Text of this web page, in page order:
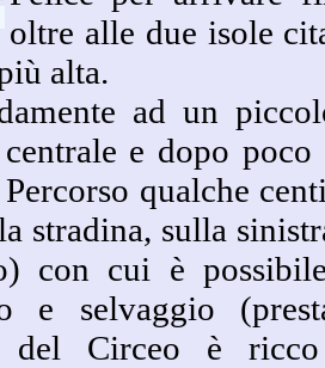
oltre alle due isole
alta.
ad un
e dopo
qualche
stradina, sulla
con cui è
e selvaggio
del Circeo è